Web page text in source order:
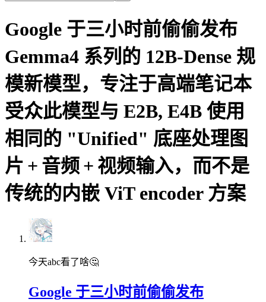
Google 于三小时前偷偷发布
Gemma4 系列的 12B-Dense 规
模新模型，专注于高端笔记本
受众此模型与 E2B, E4B 使用
相同的 "Unified" 底座处理图
片 + 音频 + 视频输入，而不是
传统的内嵌 ViT encoder 方案
今天abc看了啥🤔
Google 于三小时前偷偷发布